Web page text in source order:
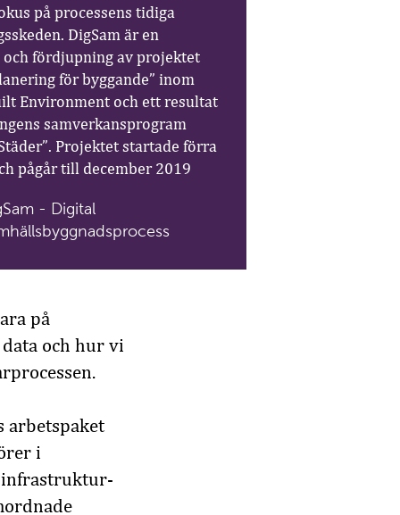
på processens tidiga
DigSam är en
fördjupning av projektet
för byggande” inom
Environment och ett resultat
samverkansprogram
Projektet startade förra
pågår till december 2019
- Digital
på
och hur vi
arbetspaket
i
infrastruktur-